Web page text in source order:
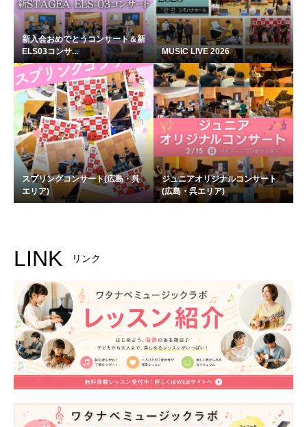
新入会おめでとうコンサート＆新
ELS03コンサ...
MUSIC LIVE 2026
スプリングコンサート(広島・呉
エリア)
ジュニアオリジナルコンサート
(広島・呉エリア)
LINK リンク